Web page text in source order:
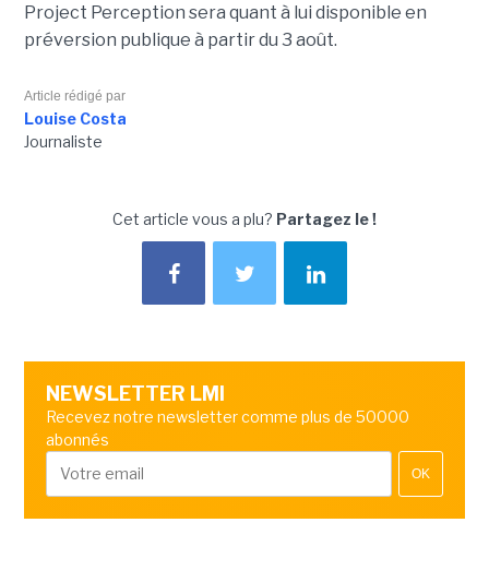
Project Perception sera quant à lui disponible en
préversion publique à partir du 3 août.
Article rédigé par
Louise Costa
Journaliste
Cet article vous a plu? Partagez le !
NEWSLETTER LMI
Recevez notre newsletter comme plus de 50000
abonnés
OK